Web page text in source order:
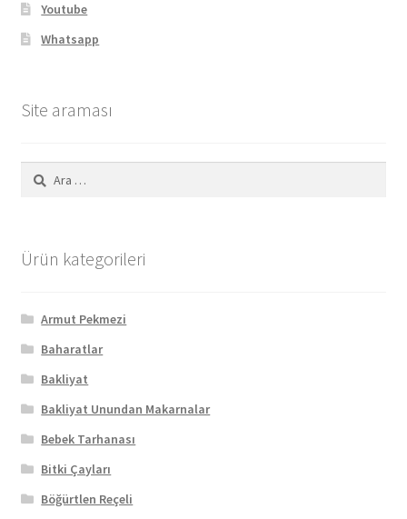
Youtube
Whatsapp
Site araması
Arama:
Ürün kategorileri
Armut Pekmezi
Baharatlar
Bakliyat
Bakliyat Unundan Makarnalar
Bebek Tarhanası
Bitki Çayları
Böğürtlen Reçeli